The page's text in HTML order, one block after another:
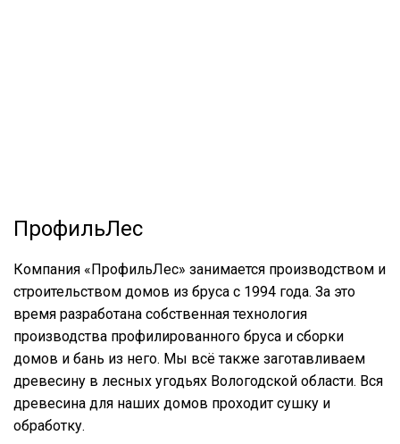
ПрофильЛес
Компания «ПрофильЛес» занимается производством и
строительством домов из бруса с 1994 года. За это
время разработана собственная технология
производства профилированного бруса и сборки
домов и бань из него. Мы всё также заготавливаем
древесину в лесных угодьях Вологодской области. Вся
древесина для наших домов проходит сушку и
обработку.